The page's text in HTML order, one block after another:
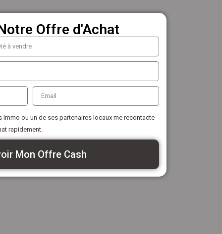
Offre d'Achat
ou un de ses partenaires locaux me recontacte
rapidement.
Mon Offre Cash